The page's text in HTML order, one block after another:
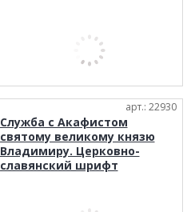
арт.: 22930
Служба с Акафистом
святому великому князю
Владимиру. Церковно-
славянский шрифт